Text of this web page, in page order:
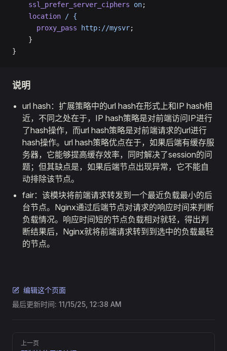
    ssl_prefer_server_ciphers
on;
    location
/ {
      proxy_pass
http://mysvr;
    }
}
说明
url hash：扩展策略中的url hash在形式上和IP hash相
近，不同之处在于，IP hash策略是对前端访问IP进行
了hash操作，而url hash策略是对前端请求的url进行
hash操作。url hash策略优点在于，如果后端有缓存服
务器，它能够提高缓存效率，同时解决了session的问
题；但其缺点是，如果后端节点出现异常，它不能自
动排除该节点。
fair：该模块将前端请求转发到一个最近负载最小的后
台节点。Nginx通过后端节点对请求的响应时间来判断
负载情况。响应时间短的节点负载相对就轻，得出判
断结果后，Nginx就将前端请求转到到选中的负载最轻
的节点。
编辑这个页面
最后更新时间: 11/15/25, 12:38 AM
Pager
上一页